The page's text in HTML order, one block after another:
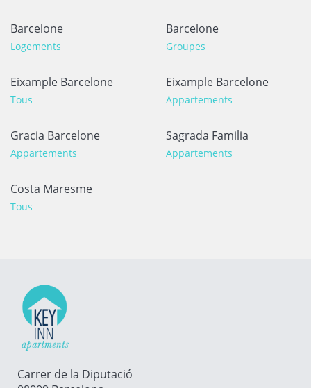
Barcelone
Logements
Barcelone
Groupes
Eixample Barcelone
Tous
Eixample Barcelone
Appartements
Gracia Barcelone
Appartements
Sagrada Familia
Appartements
Costa Maresme
Tous
Carrer de la Diputació